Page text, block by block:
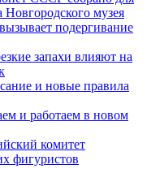
музея
подергивание
запахи влияют на
и новые правила
и работаем в новом
комитет
фигуристов